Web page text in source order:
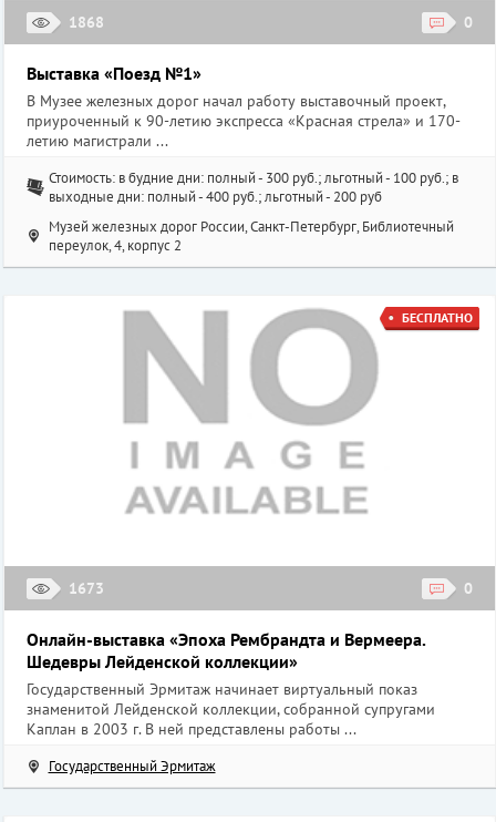
1868 0
Выставка «Поезд №1»
В Музее железных дорог начал работу выставочный проект,
приуроченный к 90-летию экспресса «Красная стрела» и 170-
летию магистрали ...
Стоимость: в будние дни: полный - 300 руб.; льготный - 100 руб.; в
выходные дни: полный - 400 руб.; льготный - 200 руб
Музей железных дорог России, Санкт-Петербург, Библиотечный
переулок, 4, корпус 2
1673 0
БЕСПЛАТНО
Онлайн-выставка «Эпоха Рембрандта и Вермеера.
Шедевры Лейденской коллекции»
Государственный Эрмитаж начинает виртуальный показ
знаменитой Лейденской коллекции, собранной супругами
Каплан в 2003 г. В ней представлены работы ...
Государственный Эрмитаж